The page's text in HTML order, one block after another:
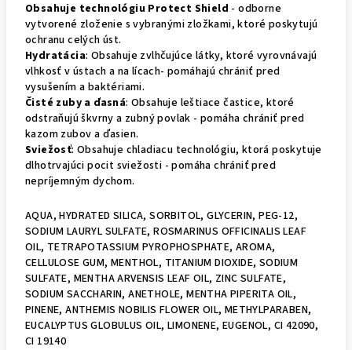
Obsahuje technológiu Protect Shield - odborne
vytvorené zloženie s vybranými zložkami, ktoré poskytujú
ochranu celých úst.
Hydratácia: Obsahuje zvlhčujúce látky, ktoré vyrovnávajú
vlhkosť v ústach a na lícach- pomáhajú chrániť pred
vysušením a baktériami.
Čisté zuby a ďasná: Obsahuje leštiace častice, ktoré
odstraňujú škvrny a zubný povlak - pomáha chrániť pred
kazom zubov a ďasien.
Sviežosť: Obsahuje chladiacu technológiu, ktorá poskytuje
dlhotrvajúci pocit sviežosti - pomáha chrániť pred
nepríjemným dychom.
AQUA, HYDRATED SILICA, SORBITOL, GLYCERIN, PEG-12,
SODIUM LAURYL SULFATE, ROSMARINUS OFFICINALIS LEAF
OIL, TETRAPOTASSIUM PYROPHOSPHATE, AROMA,
CELLULOSE GUM, MENTHOL, TITANIUM DIOXIDE, SODIUM
SULFATE, MENTHA ARVENSIS LEAF OIL, ZINC SULFATE,
SODIUM SACCHARIN, ANETHOLE, MENTHA PIPERITA OIL,
PINENE, ANTHEMIS NOBILIS FLOWER OIL, METHYLPARABEN,
EUCALYPTUS GLOBULUS OIL, LIMONENE, EUGENOL, CI 42090,
CI 19140